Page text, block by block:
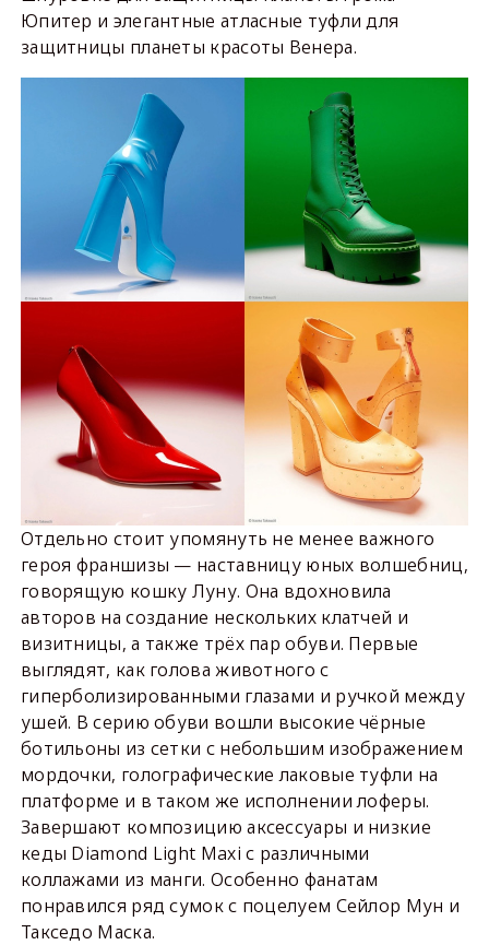
Юпитер и элегантные атласные туфли для
защитницы планеты красоты Венера.
Отдельно стоит упомянуть не менее важного
героя франшизы — наставницу юных волшебниц,
говорящую кошку Луну. Она вдохновила
авторов на создание нескольких клатчей и
визитницы, а также трёх пар обуви. Первые
выглядят, как голова животного с
гиперболизированными глазами и ручкой между
ушей. В серию обуви вошли высокие чёрные
ботильоны из сетки с небольшим изображением
мордочки, голографические лаковые туфли на
платформе и в таком же исполнении лоферы.
Завершают композицию аксессуары и низкие
кеды Diamond Light Maxi с различными
коллажами из манги. Особенно фанатам
понравился ряд сумок с поцелуем Сейлор Мун и
Такседо Маска.